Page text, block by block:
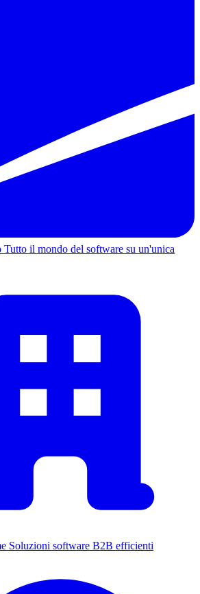
Tutto il mondo del software su un'unica
Soluzioni software B2B efficienti